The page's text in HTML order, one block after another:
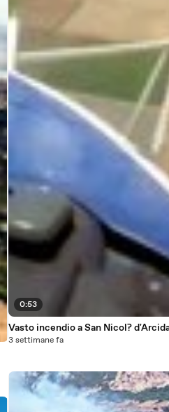
0:53
Vasto incendio a San Nicol?
3 settimane fa